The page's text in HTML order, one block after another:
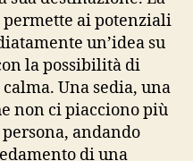
ai potenziali
un’idea su
la possibilità di
Una sedia, una
non ci piacciono più
andando
di una